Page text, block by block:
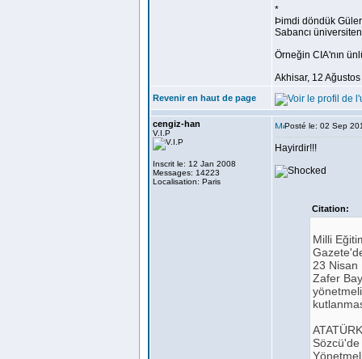
*
Þimdi döndük
Sabancı
Örneğin CIA'nın
Akhisar, 12
Revenir en haut de page
cengiz-han
V.I.P
Inscrit le: 12 Jan 2008
Messages: 14223
Localisation: Paris
Posté le: 02 Sep
Hayirdir!!!
Citation:
Milli
23 Nisan
Zafer